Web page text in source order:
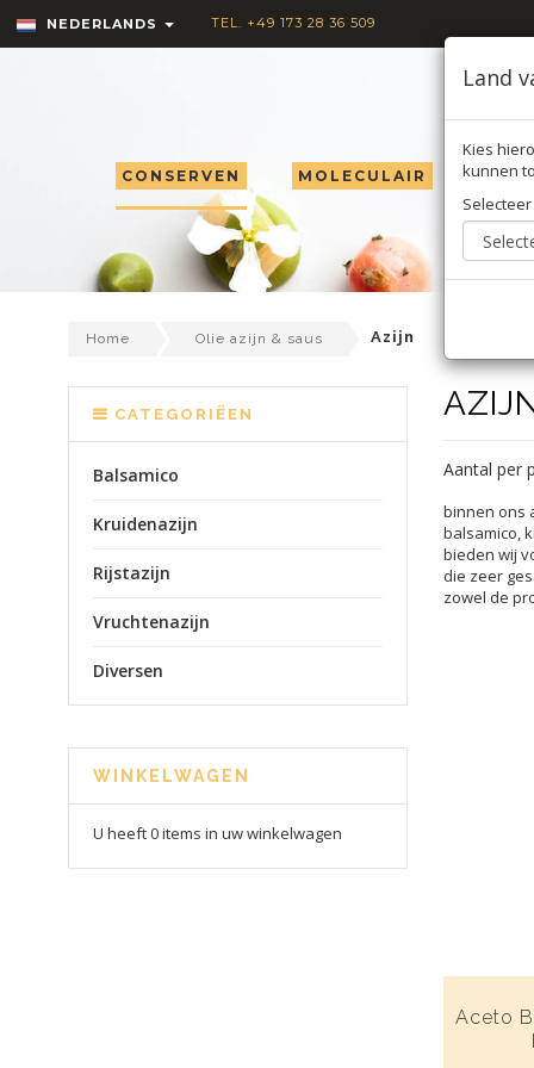
NEDERLANDS TEL. +49 173 28 36 509
CONSERVEN MOLECULAIR
Home Olie azijn & saus Azijn
Aantal per
binnen ons
balsamico,
bieden wij
die zeer
zowel de
Aceto
CATEGORIËEN
Balsamico
Kruidenazijn
Rijstazijn
Vruchtenazijn
Diversen
WINKELWAGEN
U heeft 0 items in uw winkelwagen
Land
Kies
kunnen